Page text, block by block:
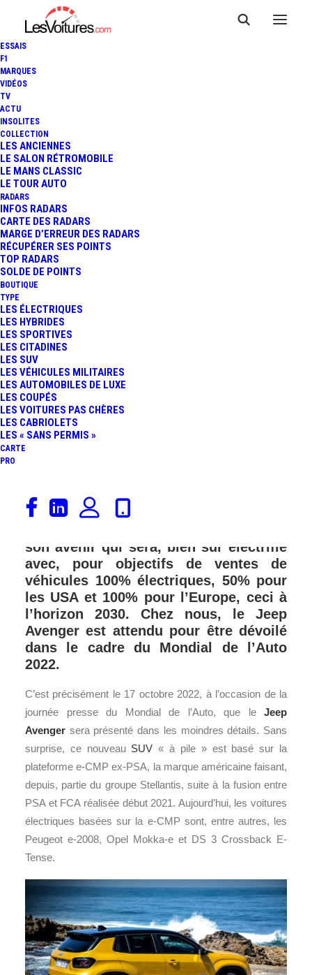
ESSAIS
F1
MARQUES
VIDÉOS
TV
ACTU
INSOLITES
COLLECTION
LES ANCIENNES
LE SALON RÉTROMOBILE
LE MANS CLASSIC
LE TOUR AUTO
RADARS
INFOS RADARS
CARTE DES RADARS
MARGE D’ERREUR DES RADARS
RÉCUPÉRER SES POINTS
TOP RADARS
SOLDE DE POINTS
BOUTIQUE
TYPE
LES ÉLECTRIQUES
LES HYBRIDES
LES SPORTIVES
LES CITADINES
LES SUV
LES VÉHICULES MILITAIRES
LES AUTOMOBILES DE LUXE
LES COUPÉS
LES VOITURES PAS CHÈRES
LES CABRIOLETS
LES « SANS PERMIS »
CARTE
PRO
ÉLECTRIQUE SERA DÉVOILÉ
AU MONDIAL DE L'AUTO
4 Minutes |
Aujourd’hui, dans le cadre de la
présentation de son plan stratégique,
son avenir qui sera, bien sûr électrifié
avec, pour objectifs de ventes de
véhicules 100% électriques, 50% pour
les USA et 100% pour l’Europe, ceci à
l’horizon 2030. Chez nous, le Jeep
Avenger est attendu pour être dévoilé
dans le cadre du Mondial de l’Auto
2022.
C’est précisément le 17 octobre 2022, à l’occasion de la
journée presse du Mondial de l’Auto, que le Jeep
Avenger sera présenté dans les moindres détails. Sans
surprise, ce nouveau SUV « à pile » est basé sur la
plateforme e-CMP ex-PSA, la marque américaine faisant,
depuis, partie du groupe Stellantis, suite à la fusion entre
PSA et FCA réalisée début 2021. Aujourd’hui, les voitures
électriques basées sur la e-CMP sont, entre autres, les
Peugeot e-2008, Opel Mokka-e et DS 3 Crossback E-
Tense.